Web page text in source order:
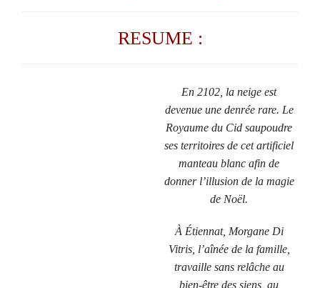
RESUME :
En 2102, la neige est
devenue une denrée rare. Le
Royaume du Cid saupoudre
ses territoires de cet artificiel
manteau blanc afin de
donner l’illusion de la magie
de Noël.
À Étiennat, Morgane Di
Vitris, l’aînée de la famille,
travaille sans relâche au
bien-être des siens, au